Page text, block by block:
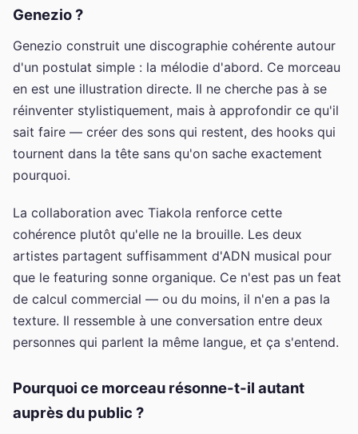
Genezio ?
Genezio construit une discographie cohérente autour
d'un postulat simple : la mélodie d'abord. Ce morceau
en est une illustration directe. Il ne cherche pas à se
réinventer stylistiquement, mais à approfondir ce qu'il
sait faire — créer des sons qui restent, des hooks qui
tournent dans la tête sans qu'on sache exactement
pourquoi.
La collaboration avec Tiakola renforce cette
cohérence plutôt qu'elle ne la brouille. Les deux
artistes partagent suffisamment d'ADN musical pour
que le featuring sonne organique. Ce n'est pas un feat
de calcul commercial — ou du moins, il n'en a pas la
texture. Il ressemble à une conversation entre deux
personnes qui parlent la même langue, et ça s'entend.
Pourquoi ce morceau résonne-t-il autant
auprès du public ?